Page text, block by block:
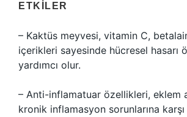
ETKILER
– Kaktüs meyvesi, vitamin C,
içerikleri sayesinde hücresel hasarı
yardımcı olur.
– Anti-inflamatuar özellikleri, eklem
kronik inflamasyon sorunlarına